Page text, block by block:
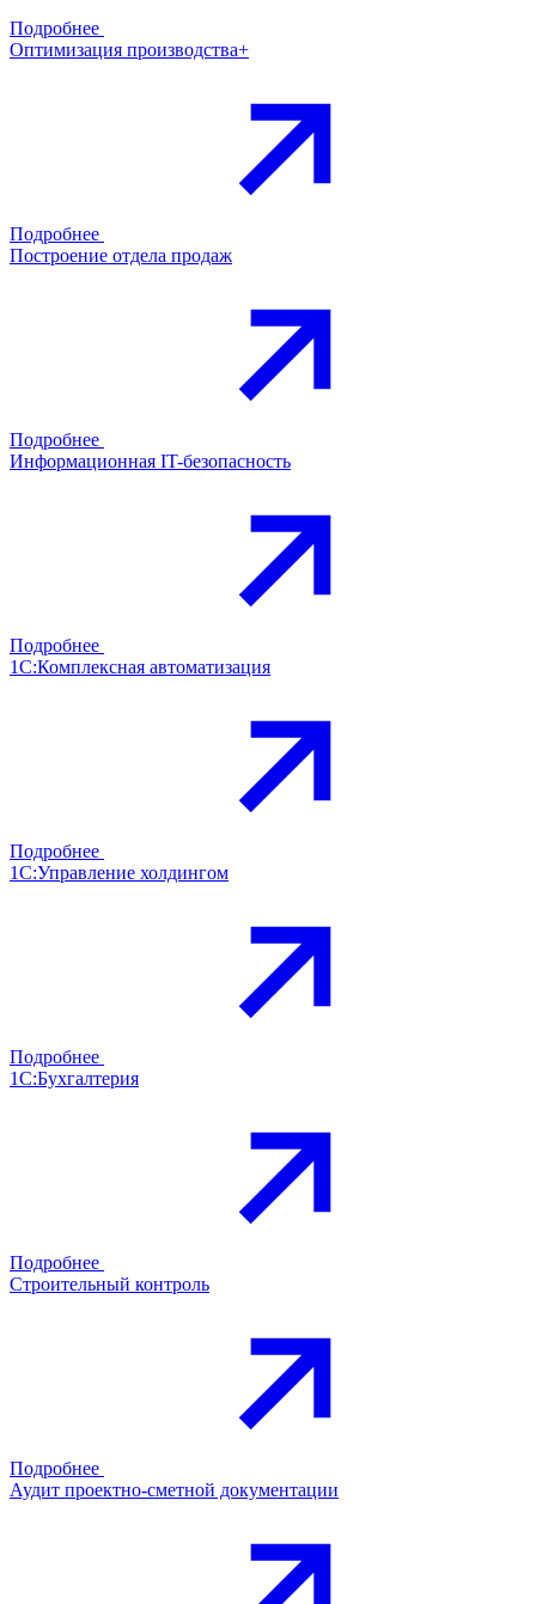
Подробнее
Оптимизация производства+
Подробнее
Построение отдела продаж
Подробнее
Информационная IT-безопасность
Подробнее
1С:Комплексная автоматизация
Подробнее
1С:Управление холдингом
Подробнее
1С:Бухгалтерия
Подробнее
Строительный контроль
Подробнее
Аудит проектно-сметной документации